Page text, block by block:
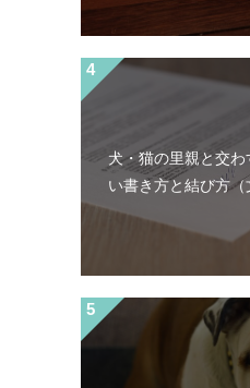
犬・猫の里親と交
い書き方と結び方